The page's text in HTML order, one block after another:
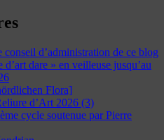
d’administration de ce blog
dare » en veilleuse jusqu’au
Flora]
d’Art 2026 (3)
cycle soutenue par Pierre